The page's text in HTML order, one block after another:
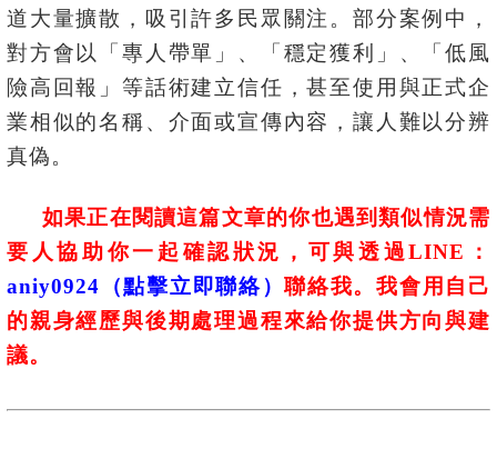
道大量擴散，吸引許多民眾關注。部分案例中，
對方會以「專人帶單」、「穩定獲利」、「低風
險高回報」等話術建立信任，甚至使用與正式企
業相似的名稱、介面或宣傳內容，讓人難以分辨
真偽。
如果正在閱讀這篇文章的你也遇到類似情況需
要人協助你一起確認狀況，可與透過LINE：
aniy0924 （點擊立即聯絡）聯絡我。我會用自己
的親身經歷與後期處理過程來給你提供方向與建
議。